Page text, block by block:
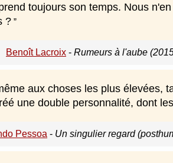
toujours son temps. Nous
?
Benoît Lacroix - Rumeurs à l'aube
aux choses les plus élevées,
une double personnalité, dont
Pessoa - Un singulier regard